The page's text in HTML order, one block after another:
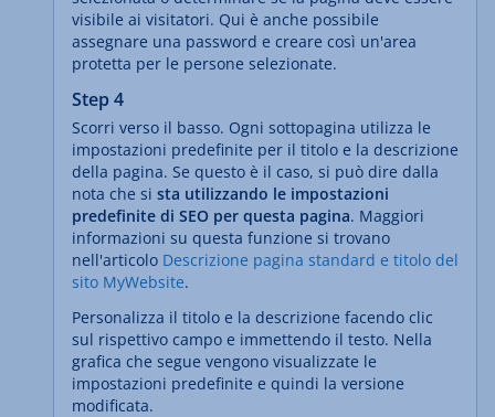
visibile ai visitatori. Qui è anche possibile
assegnare una password e creare così un'area
protetta per le persone selezionate.
Step 4
Scorri verso il basso. Ogni sottopagina utilizza le
impostazioni predefinite per il titolo e la descrizione
della pagina. Se questo è il caso, si può dire dalla
nota che si sta utilizzando le impostazioni
predefinite di SEO per questa pagina. Maggiori
informazioni su questa funzione si trovano
nell'articolo Descrizione pagina standard e titolo del
sito MyWebsite.
Personalizza il titolo e la descrizione facendo clic
sul rispettivo campo e immettendo il testo. Nella
grafica che segue vengono visualizzate le
impostazioni predefinite e quindi la versione
modificata.